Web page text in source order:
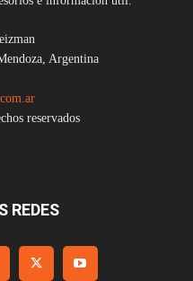
Argentina
reservados
REDES